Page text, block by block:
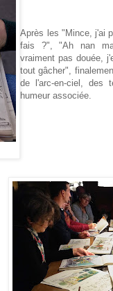
Après les "Mince, j'ai
fais ?", "Ah nan
vraiment pas douée,
tout gâcher",
de l'arc-en-ciel, des
humeur associée.